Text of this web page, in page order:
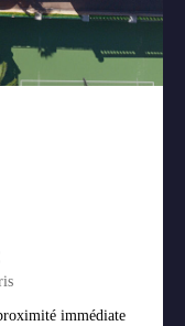
immédiate